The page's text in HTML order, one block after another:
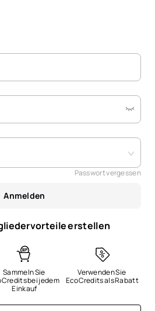
Passwort vergessen
Anmelden
erstellen
Sammeln Sie
bei jedem
Einkauf
Verwenden Sie
EcoCredits als Rabatt